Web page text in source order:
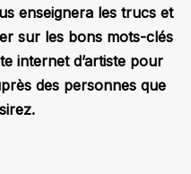
enseignera les trucs et
sur les bons mots-clés
internet d’artiste pour
des personnes que